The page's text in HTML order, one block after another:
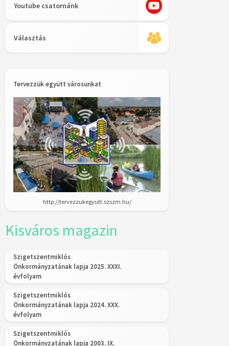
Youtube csatornánk
Választás
Tervezzük együtt városunkat
http://tervezzukegyutt.szszm.hu/
Kisváros magazin
Szigetszentmiklós
Önkormányzatának lapja 2025. XXXI.
évfolyam
Szigetszentmiklós
Önkormányzatának lapja 2024. XXX.
évfolyam
Szigetszentmiklós
Önkormányzatának lapja 2003. IX.